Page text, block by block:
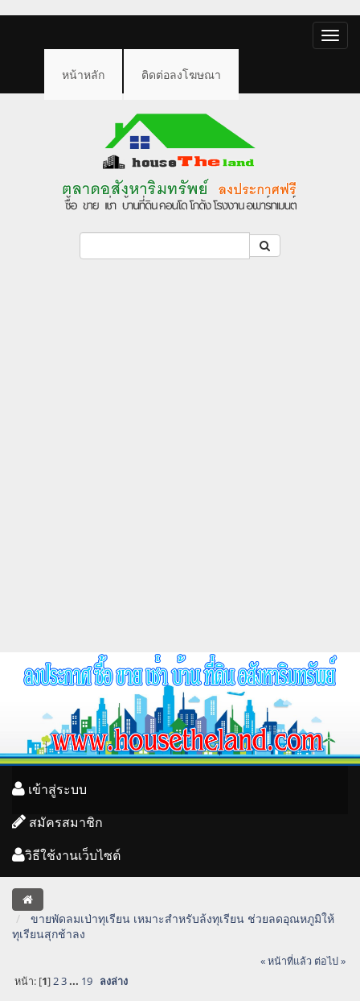
Toggle
หน้าหลัก ติดต่อลงโฆษณา
เข้าสู่ระบบ
สมัครสมาชิก
วิธีใช้งานเว็บไซต์
ขายพัดลมเป่าทุเรียน เหมาะสำหรับล้งทุเรียน ช่วยลดอุณหภูมิให้
ทุเรียนสุกช้าลง
« หน้าที่แล้ว ต่อไป »
หน้า: [1]2 3 ... 19 ลงล่าง